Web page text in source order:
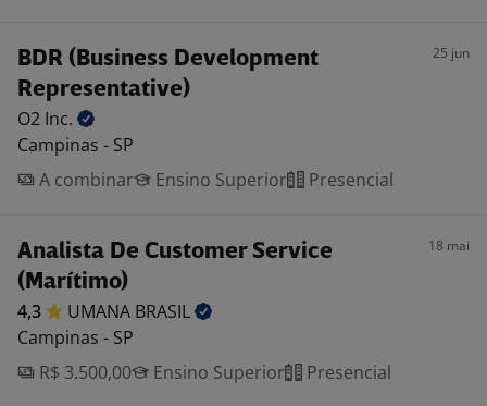
BDR (Business Development
Representative)
25 jun
O2 Inc.
Campinas - SP
A combinar
Ensino Superior Presencial
Analista De Customer Service
(Marítimo)
18 mai
4,3 UMANA BRASIL
Campinas - SP
R$ 3.500,00
Ensino Superior Presencial